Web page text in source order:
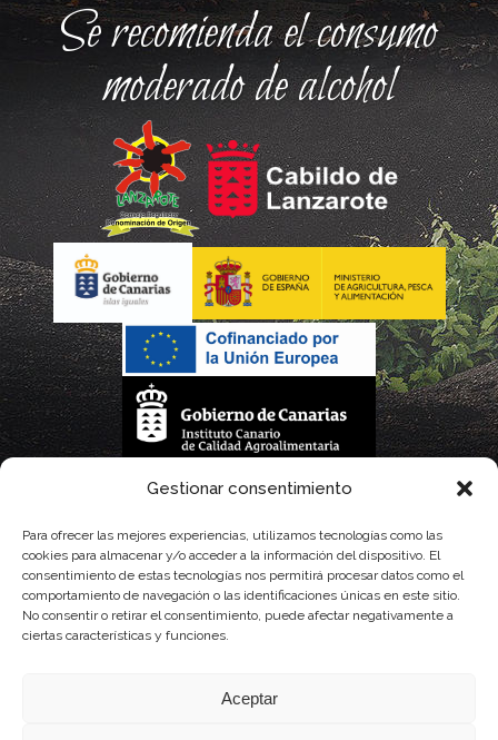
Gestionar consentimiento
Para ofrecer las mejores experiencias, utilizamos tecnologías como las
cookies para almacenar y/o acceder a la información del dispositivo. El
consentimiento de estas tecnologías nos permitirá procesar datos como el
comportamiento de navegación o las identificaciones únicas en este sitio.
No consentir o retirar el consentimiento, puede afectar negativamente a
ciertas características y funciones.
Aceptar
Se recomienda el consumo
moderado de alcohol
La gestión de la DOP Lanzarote realizada por este Consejo Regulador es financiada,
con fondos provenientes del presupuesto de gastos del Instituto Canario de
Calidad Agroalimentaria